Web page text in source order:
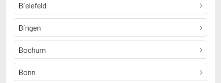
Bielefeld
Bingen
Bochum
Bonn